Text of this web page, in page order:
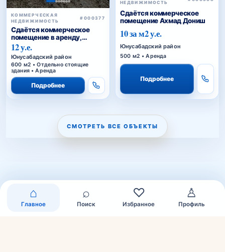
КОММЕРЧЕСКАЯ
НЕДВИЖИМОСТЬ
#000377
Сдаётся коммерческое
помещение в аренду,
Сагбан
12 у.е.
Юнусабадский район
600 м2 • Отдельно стоящие
здания • Аренда
Подробнее
НЕДВИЖИМОСТЬ
Сдаётся коммерческое
помещение Ахмад Дониш
10 за м2 у.е.
Юнусабадский район
500 м2 • Аренда
Подробнее
СМОТРЕТЬ ВСЕ ОБЪЕКТЫ
⌂
Главное
⌕
Поиск
♡
Избранное
♙
Профиль